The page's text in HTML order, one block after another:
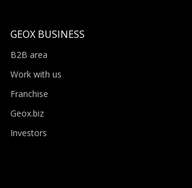
GEOX BUSINESS
B2B area
Work with us
Franchise
Geox.biz
Investors